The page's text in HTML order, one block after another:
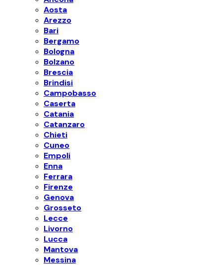
Aosta
Arezzo
Bari
Bergamo
Bologna
Bolzano
Brescia
Brindisi
Campobasso
Caserta
Catania
Catanzaro
Chieti
Cuneo
Empoli
Enna
Ferrara
Firenze
Genova
Grosseto
Lecce
Livorno
Lucca
Mantova
Messina